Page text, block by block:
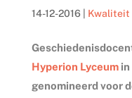
14-12-2016| Kwaliteit
Hyperion Lyceumin
genomineerd voor